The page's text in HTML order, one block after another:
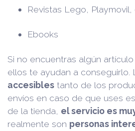
Revistas Lego, Playmovil,
Ebooks
Si no encuentras algún
ellos te ayudan a conseguirlo.
accesibles tanto de los
envíos en caso de que uses
de la tienda, el servicio es
realmente son personas